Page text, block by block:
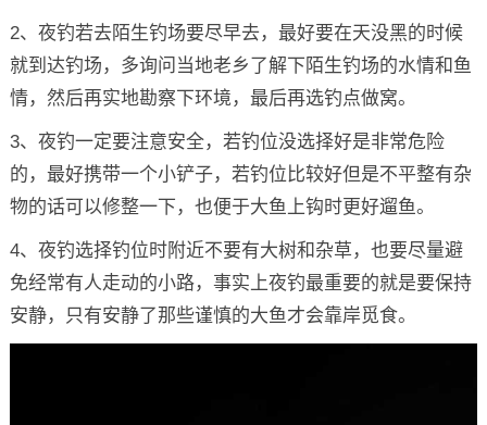
2、夜钓若去陌生钓场要尽早去，最好要在天没黑的时候
就到达钓场，多询问当地老乡了解下陌生钓场的水情和鱼
情，然后再实地勘察下环境，最后再选钓点做窝。
3、夜钓一定要注意安全，若钓位没选择好是非常危险
的，最好携带一个小铲子，若钓位比较好但是不平整有杂
物的话可以修整一下，也便于大鱼上钩时更好遛鱼。
4、夜钓选择钓位时附近不要有大树和杂草，也要尽量避
免经常有人走动的小路，事实上夜钓最重要的就是要保持
安静，只有安静了那些谨慎的大鱼才会靠岸觅食。